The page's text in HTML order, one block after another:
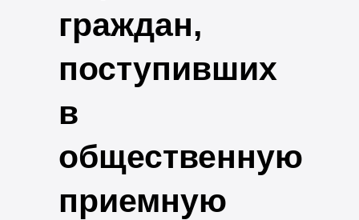
граждан,
поступивших
в
общественную
приемную